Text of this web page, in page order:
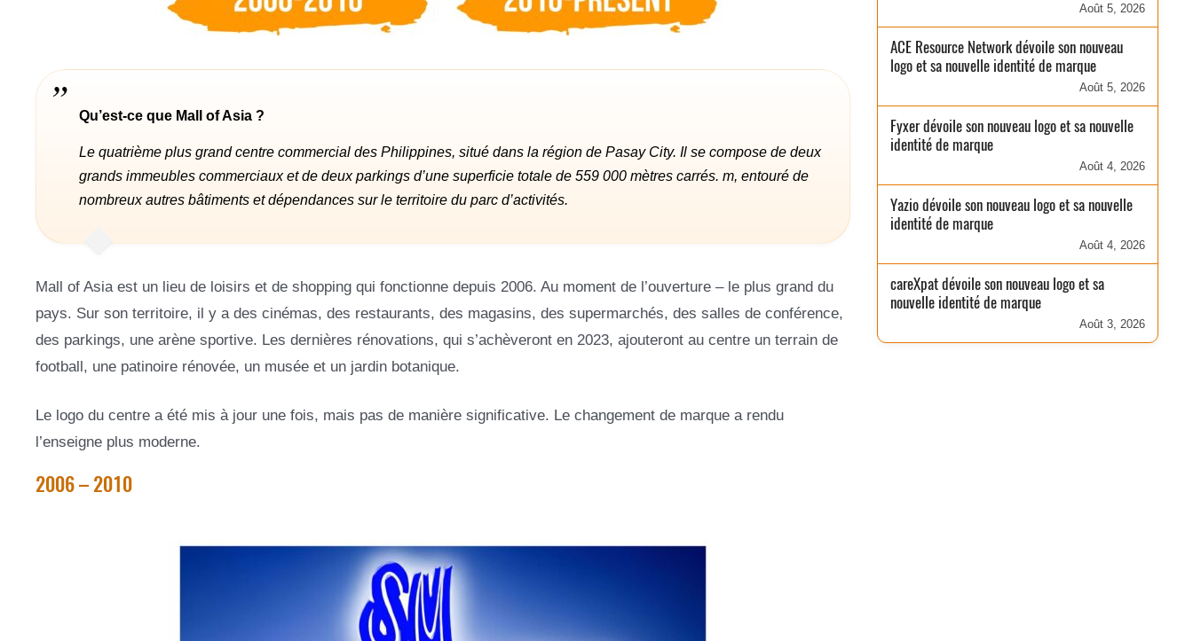
Qu’est-ce que Mall of Asia ?
Le quatrième plus grand centre commercial des Philippines, situé dans la région de Pasay City. Il se compose de deux
grands immeubles commerciaux et de deux parkings d’une superficie totale de 559 000 mètres carrés. m, entouré de
nombreux autres bâtiments et dépendances sur le territoire du parc d’activités.
Mall of Asia est un lieu de loisirs et de shopping qui fonctionne depuis 2006. Au moment de l’ouverture – le plus grand du
pays. Sur son territoire, il y a des cinémas, des restaurants, des magasins, des supermarchés, des salles de conférence,
des parkings, une arène sportive. Les dernières rénovations, qui s’achèveront en 2023, ajouteront au centre un terrain de
football, une patinoire rénovée, un musée et un jardin botanique.
Le logo du centre a été mis à jour une fois, mais pas de manière significative. Le changement de marque a rendu
l’enseigne plus moderne.
2006 – 2010
Août 5, 2026
ACE Resource Network dévoile son nouveau
logo et sa nouvelle identité de marque
Août 5, 2026
Fyxer dévoile son nouveau logo et sa nouvelle
identité de marque
Août 4, 2026
Yazio dévoile son nouveau logo et sa nouvelle
identité de marque
Août 4, 2026
careXpat dévoile son nouveau logo et sa
nouvelle identité de marque
Août 3, 2026